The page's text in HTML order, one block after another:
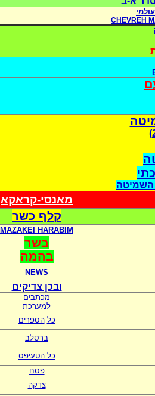
CHEVREH
השמיטה
מאנסי-קראקא
קלף כשר
MAZAKEI HARABIM
בשר
בהמה
NEWS
ובכן צדיקים
מכתבים
למערכת
כל הספרים
ברסלב
כל הטעיפס
פסח
צדקה